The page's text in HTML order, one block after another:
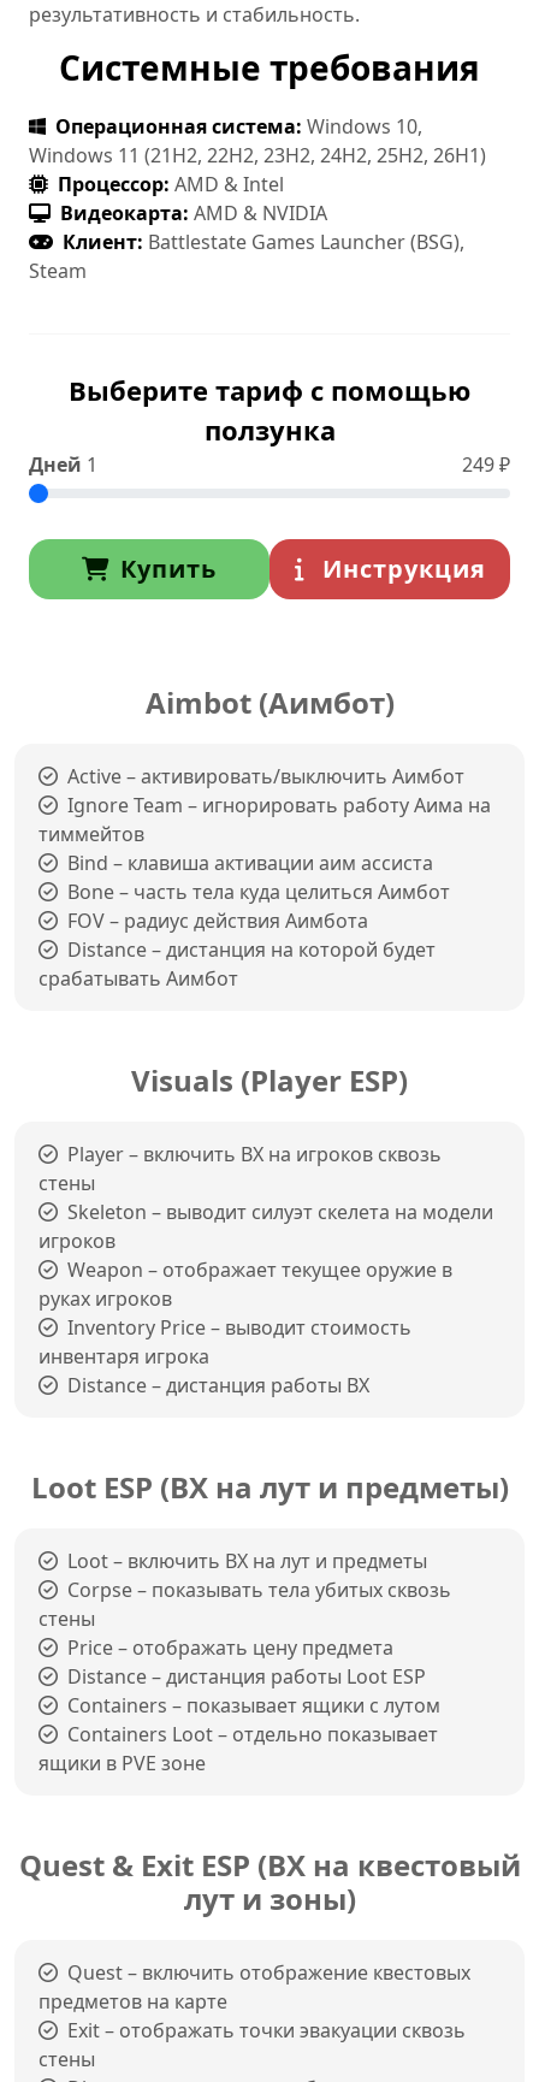
результативность и стабильность.
Системные требования
Операционная система: Windows 10,
Windows 11 (21H2, 22H2, 23H2, 24H2, 25H2, 26H1)
Процессор: AMD & Intel
Видеокарта: AMD & NVIDIA
Клиент: Battlestate Games Launcher (BSG),
Steam
Выберите тариф с помощью
ползунка
Дней 1 249₽
Купить Инструкция
Aimbot (Аимбот)
Active – активировать/выключить Аимбот
Ignore Team – игнорировать работу Аима на
тиммейтов
Bind – клавиша активации аим ассиста
Bone – часть тела куда целиться Аимбот
FOV – радиус действия Аимбота
Distance – дистанция на которой будет
срабатывать Аимбот
Visuals (Player ESP)
Player – включить ВХ на игроков сквозь
стены
Skeleton – выводит силуэт скелета на модели
игроков
Weapon – отображает текущее оружие в
руках игроков
Inventory Price – выводит стоимость
инвентаря игрока
Distance – дистанция работы ВХ
Loot ESP (ВХ на лут и предметы)
Loot – включить ВХ на лут и предметы
Corpse – показывать тела убитых сквозь
стены
Price – отображать цену предмета
Distance – дистанция работы Loot ESP
Containers – показывает ящики с лутом
Containers Loot – отдельно показывает
ящики в PVE зоне
Quest & Exit ESP (ВХ на квестовый
лут и зоны)
Quest – включить отображение квестовых
предметов на карте
Exit – отображать точки эвакуации сквозь
стены